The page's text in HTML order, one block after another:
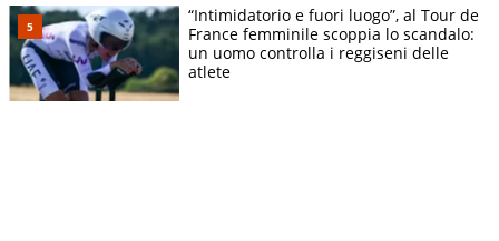
“Intimidatorio e fuori luogo”, al Tour de
France femminile scoppia lo scandalo:
un uomo controlla i reggiseni delle
atlete